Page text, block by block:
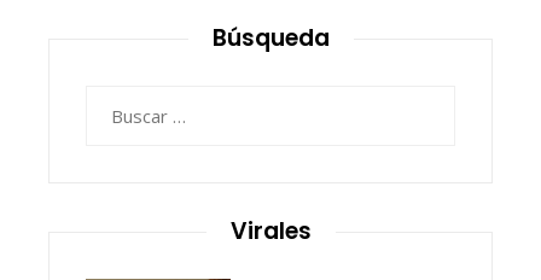
Búsqueda
Virales